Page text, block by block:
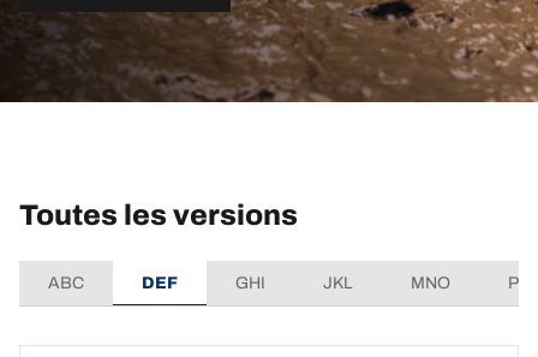
Toutes les versions
ABC DEF GHI JKL MNO